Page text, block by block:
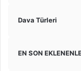
Dava Türleri
EN SON